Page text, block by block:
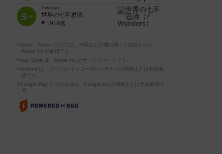
9位
7 Wonders
世界の七不思議
1919名
※Apple、Apple のロゴ は、米国および他の国々で登録された
Apple Inc.の商標です。
※App Store は、Apple Inc.のサービスマークです。
※Android は、グーグル インコーポレイテッドの商標または登録商
標です。
※Google Play とそのロゴは、Google Inc.の商標または登録商標で
す。